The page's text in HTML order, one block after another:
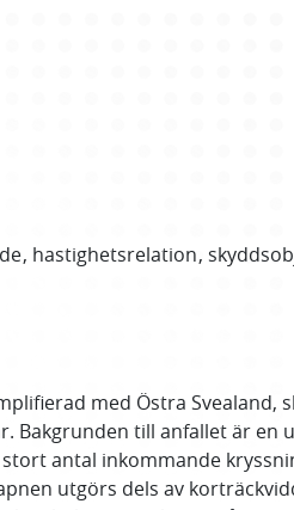
hastighetsrelation
med Östra Svealand,
till anfallet är
antal inkommande
utgörs dels av